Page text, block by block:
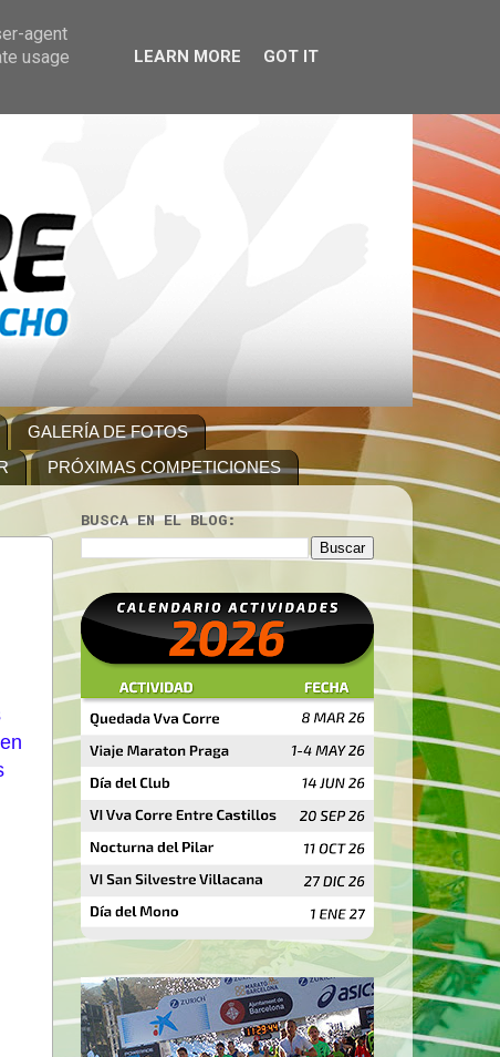
GALERÍA DE FOTOS
PRÓXIMAS COMPETICIONES
BUSCA EN EL BLOG:
agent
usage
LEARN MORE GOT IT